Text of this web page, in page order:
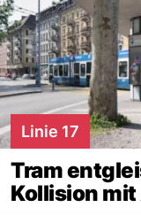
Linie 17
Tram
Kollision